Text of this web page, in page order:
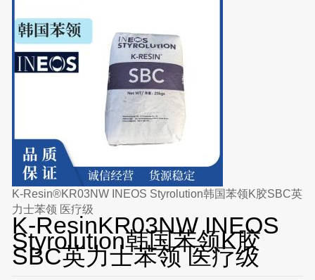
K-Resin®KR03NW INEOS Styrolution韩国苯领K胶SBC英
力士苯领 医疗级
K-ResinKR03NW INEOS
Styrolution韩国苯领K胶
SBC英力士苯领 医疗级